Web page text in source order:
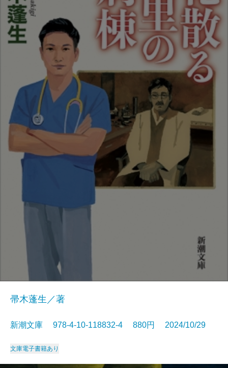
帚木蓬生／著
新潮文庫 978-4-10-118832-4 880円 2024/10/29
文庫電子書籍あり